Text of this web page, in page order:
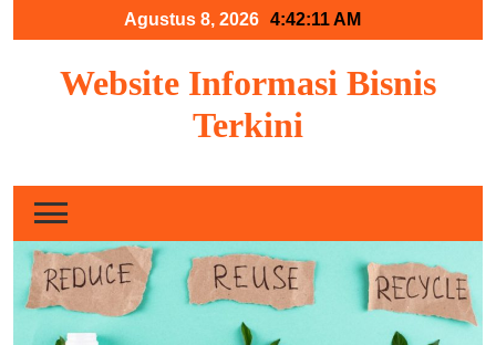
Agustus 8, 2026 4:42:12 AM
Website Informasi Bisnis
Terkini